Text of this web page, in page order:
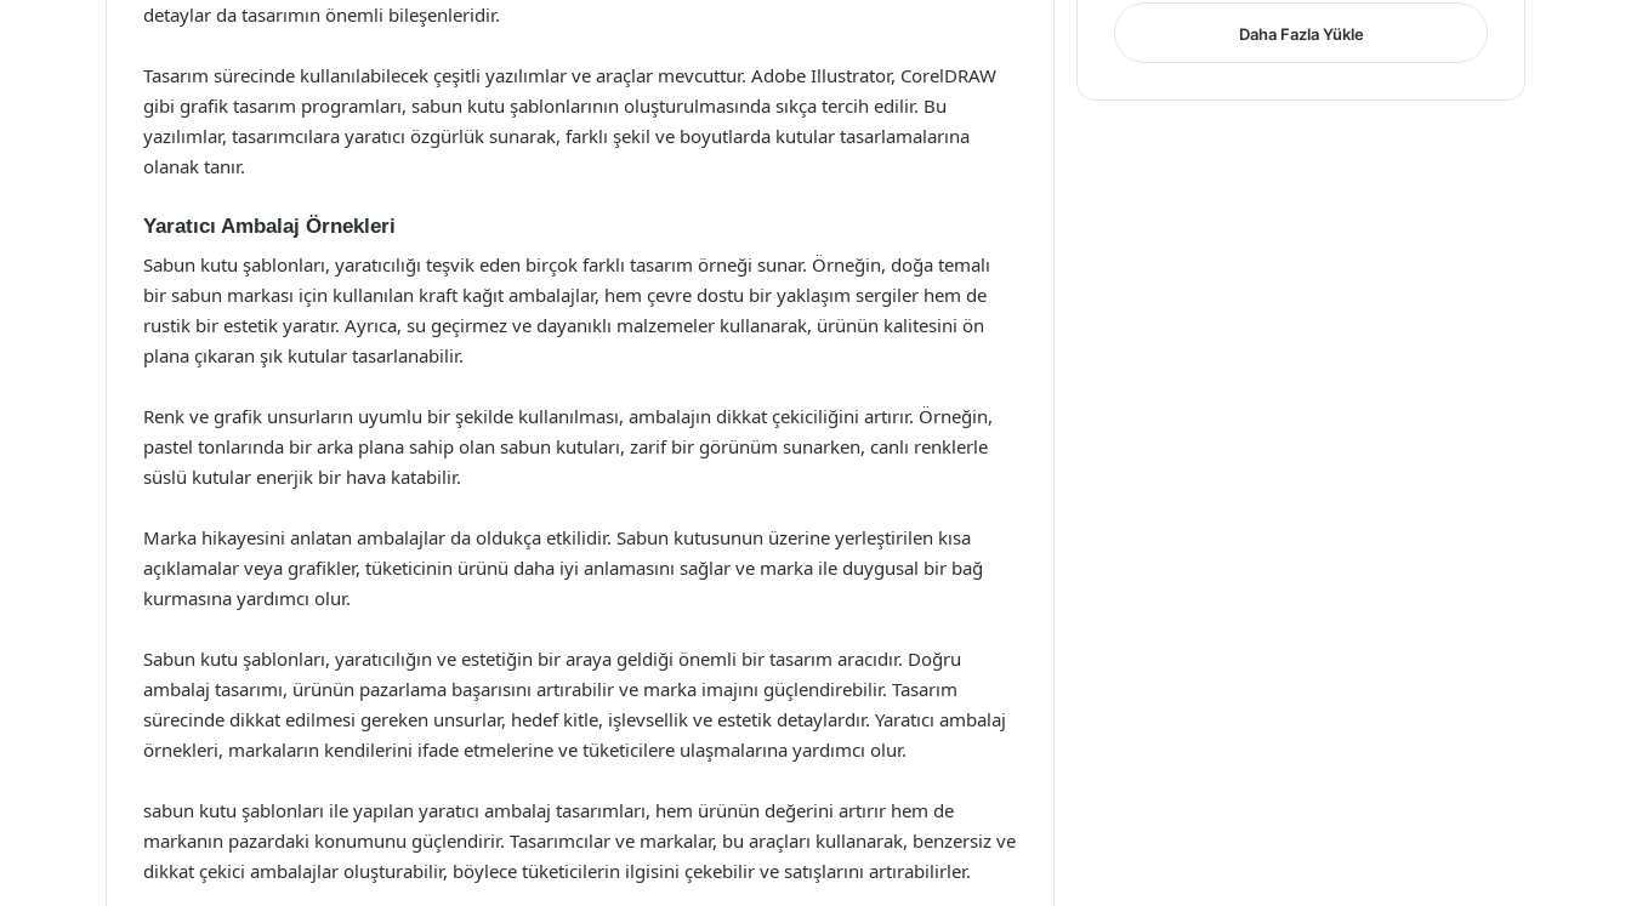
detaylar da tasarımın önemli bileşenleridir.
Tasarım sürecinde kullanılabilecek çeşitli yazılımlar ve araçlar mevcuttur. Adobe Illustrator, CorelDRAW
gibi grafik tasarım programları, sabun kutu şablonlarının oluşturulmasında sıkça tercih edilir. Bu
yazılımlar, tasarımcılara yaratıcı özgürlük sunarak, farklı şekil ve boyutlarda kutular tasarlamalarına
olanak tanır.
Yaratıcı Ambalaj Örnekleri
Sabun kutu şablonları, yaratıcılığı teşvik eden birçok farklı tasarım örneği sunar. Örneğin, doğa temalı
bir sabun markası için kullanılan kraft kağıt ambalajlar, hem çevre dostu bir yaklaşım sergiler hem de
rustik bir estetik yaratır. Ayrıca, su geçirmez ve dayanıklı malzemeler kullanarak, ürünün kalitesini ön
plana çıkaran şık kutular tasarlanabilir.
Renk ve grafik unsurların uyumlu bir şekilde kullanılması, ambalajın dikkat çekiciliğini artırır. Örneğin,
pastel tonlarında bir arka plana sahip olan sabun kutuları, zarif bir görünüm sunarken, canlı renklerle
süslü kutular enerjik bir hava katabilir.
Marka hikayesini anlatan ambalajlar da oldukça etkilidir. Sabun kutusunun üzerine yerleştirilen kısa
açıklamalar veya grafikler, tüketicinin ürünü daha iyi anlamasını sağlar ve marka ile duygusal bir bağ
kurmasına yardımcı olur.
Sabun kutu şablonları, yaratıcılığın ve estetiğin bir araya geldiği önemli bir tasarım aracıdır. Doğru
ambalaj tasarımı, ürünün pazarlama başarısını artırabilir ve marka imajını güçlendirebilir. Tasarım
sürecinde dikkat edilmesi gereken unsurlar, hedef kitle, işlevsellik ve estetik detaylardır. Yaratıcı ambalaj
örnekleri, markaların kendilerini ifade etmelerine ve tüketicilere ulaşmalarına yardımcı olur.
sabun kutu şablonları ile yapılan yaratıcı ambalaj tasarımları, hem ürünün değerini artırır hem de
markanın pazardaki konumunu güçlendirir. Tasarımcılar ve markalar, bu araçları kullanarak, benzersiz ve
dikkat çekici ambalajlar oluşturabilir, böylece tüketicilerin ilgisini çekebilir ve satışlarını artırabilirler.
Daha Fazla Yükle